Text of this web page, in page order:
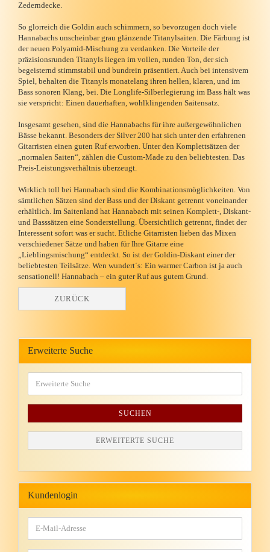
Zederndecke.
So glorreich die Goldin auch schimmern, so bevorzugen doch viele
Hannabachs unscheinbar grau glänzende Titanylsaiten. Die Färbung ist
der neuen Polyamid-Mischung zu verdanken. Die Vorteile der
präzisionsrunden Titanyls liegen im vollen, runden Ton, der sich
begeisternd stimmstabil und bundrein präsentiert. Auch bei intensivem
Spiel, behalten die Titanyls monatelang ihren hellen, klaren, und im
Bass sonoren Klang, bei. Die Longlife-Silberlegierung im Bass hält was
sie verspricht: Einen dauerhaften, wohlklingenden Saitensatz.
Insgesamt gesehen, sind die Hannabachs für ihre außergewöhnlichen
Bässe bekannt. Besonders der Silver 200 hat sich unter den erfahrenen
Gitarristen einen guten Ruf erworben. Unter den Komplettsätzen der
„normalen Saiten“, zählen die Custom-Made zu den beliebtesten. Das
Preis-Leistungsverhältnis überzeugt.
Wirklich toll bei Hannabach sind die Kombinationsmöglichkeiten. Von
sämtlichen Sätzen sind der Bass und der Diskant getrennt voneinander
erhältlich. Im Saitenland hat Hannabach mit seinen Komplett-, Diskant-
und Basssätzen eine Sonderstellung. Übersichtlich getrennt, findet der
Interessent sofort was er sucht. Etliche Gitarristen lieben das Mixen
verschiedener Sätze und haben für Ihre Gitarre eine
„Lieblingsmischung“ entdeckt. So ist der Goldin-Diskant einer der
beliebtesten Teilsätze. Wen wundert´s: Ein warmer Carbon ist ja auch
sensationell! Hannabach – ein guter Ruf aus gutem Grund.
ZURÜCK
Erweiterte Suche
SUCHEN
ERWEITERTE SUCHE
Kundenlogin